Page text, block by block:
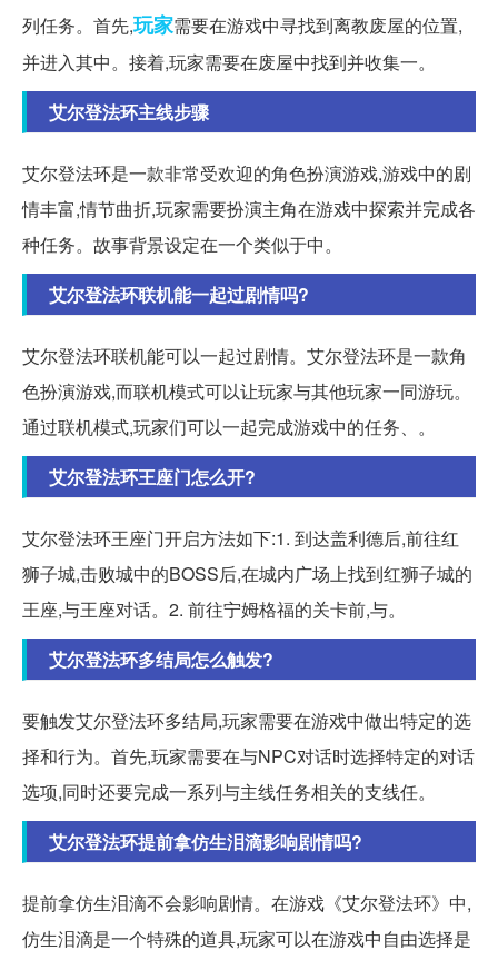
列任务。首先,玩家需要在游戏中寻找到离教废屋的位置,
并进入其中。接着,玩家需要在废屋中找到并收集一。
艾尔登法环主线步骤
艾尔登法环是一款非常受欢迎的角色扮演游戏,游戏中的剧
情丰富,情节曲折,玩家需要扮演主角在游戏中探索并完成各
种任务。故事背景设定在一个类似于中。
艾尔登法环联机能一起过剧情吗?
艾尔登法环联机能可以一起过剧情。艾尔登法环是一款角
色扮演游戏,而联机模式可以让玩家与其他玩家一同游玩。
通过联机模式,玩家们可以一起完成游戏中的任务、。
艾尔登法环王座门怎么开?
艾尔登法环王座门开启方法如下:1. 到达盖利德后,前往红
狮子城,击败城中的BOSS后,在城内广场上找到红狮子城的
王座,与王座对话。2. 前往宁姆格福的关卡前,与。
艾尔登法环多结局怎么触发?
要触发艾尔登法环多结局,玩家需要在游戏中做出特定的选
择和行为。首先,玩家需要在与NPC对话时选择特定的对话
选项,同时还要完成一系列与主线任务相关的支线任。
艾尔登法环提前拿仿生泪滴影响剧情吗?
提前拿仿生泪滴不会影响剧情。在游戏《艾尔登法环》中,
仿生泪滴是一个特殊的道具,玩家可以在游戏中自由选择是